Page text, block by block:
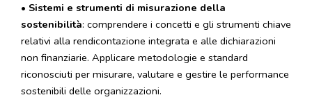
• Sistemi e strumenti di misurazione della
sostenibilità: comprendere i concetti e gli strumenti chiave
relativi alla rendicontazione integrata e alle dichiarazioni
non finanziarie. Applicare metodologie e standard
riconosciuti per misurare, valutare e gestire le performance
sostenibili delle organizzazioni.